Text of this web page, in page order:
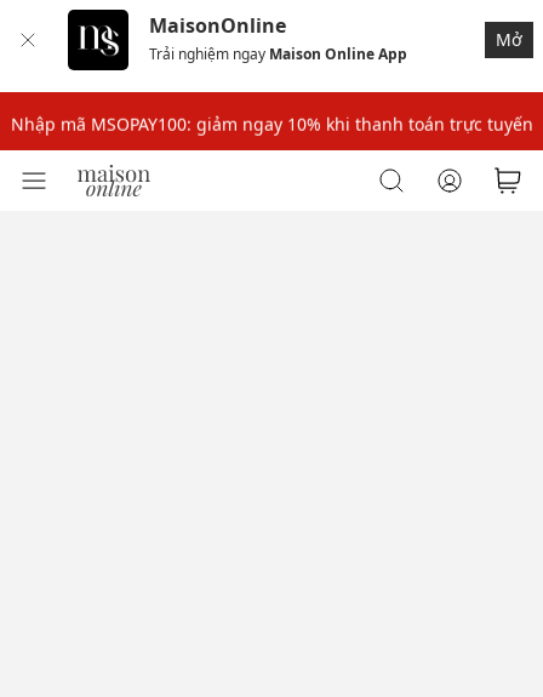
MaisonOnline
Trải nghiệm ngay Maison Online App
Mở
Nhập mã: MSOXINCHAO - Giảm 10% đơn đầu cho thành viên mới!
Nhập mã MSOPAY100: giảm ngay 10% khi thanh toán trực tuyến
Nhập mã: MSOXINCHAO - Giảm 10% đơn đầu cho thành viên mới!